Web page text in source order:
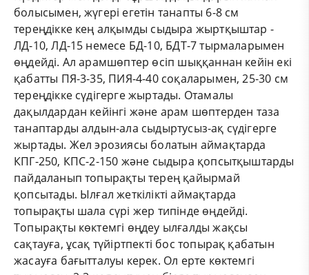
болысымен, жүгері егетін танапты 6-8 см
тереңдікке кең алқымды сыдыра жыртқыштар -
ЛД-10, ЛД-15 немесе БД-10, БДТ-7 тырмаларымен
өңдейді. Ал арамшөптер өсіп шыққаннан кейін екі
қабатты ПЯ-3-35, ПИЯ-4-40 соқаларымен, 25-30 см
тереңдікке сүдігерге жыртады. Отамалы
дақылдардан кейінгі және арам шөптерден таза
танаптарды алдын-ала сыдыртусыз-ақ сүдігерге
жыртады. Жел эрозиясы болатын аймақтарда
КПГ-250, КПС-2-150 және сыдыра қопсытқыштарды
пайдаланып топырақты терең қайырмай
қопсытады. Ылғал жеткілікті аймақтарда
топырақты шала сүрі жер типінде өңдейді.
Топырақты көктемгі өңдеу ылғалды жақсы
сақтауға, ұсақ түйіртпекті бос топырақ қабатын
жасауға бағытталуы керек. Ол ерте көктемгі